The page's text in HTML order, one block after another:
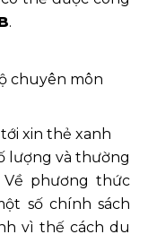
.
chuyên môn
xin thẻ xanh
lượng và thường
phương thức
số chính sách
vì thế cách du